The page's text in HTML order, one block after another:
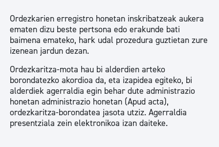
Ordezkarien erregistro honetan inskribatzeak aukera
ematen dizu beste pertsona edo erakunde bati
baimena emateko, hark udal prozedura guztietan zure
izenean jardun dezan.
Ordezkaritza-mota hau bi alderdien arteko
borondatezko akordioa da, eta izapidea egiteko, bi
alderdiek agerraldia egin behar dute administrazio
honetan administrazio honetan (Apud acta),
ordezkaritza-borondatea jasota utziz. Agerraldia
presentziala zein elektronikoa izan daiteke.